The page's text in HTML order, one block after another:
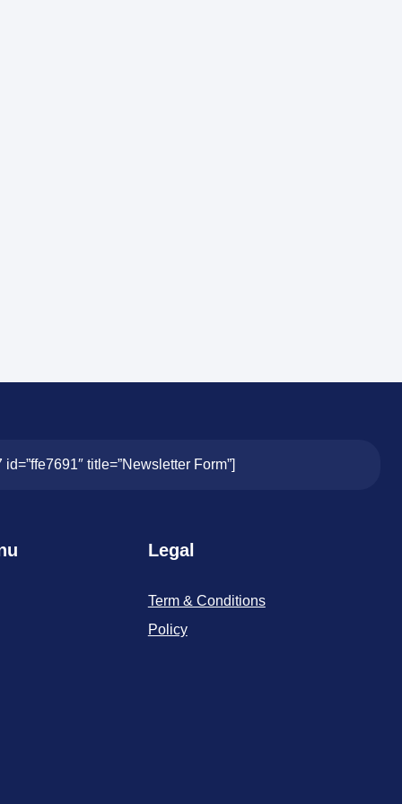
title=”Newsletter Form”]
Legal
Term & Conditions
Policy